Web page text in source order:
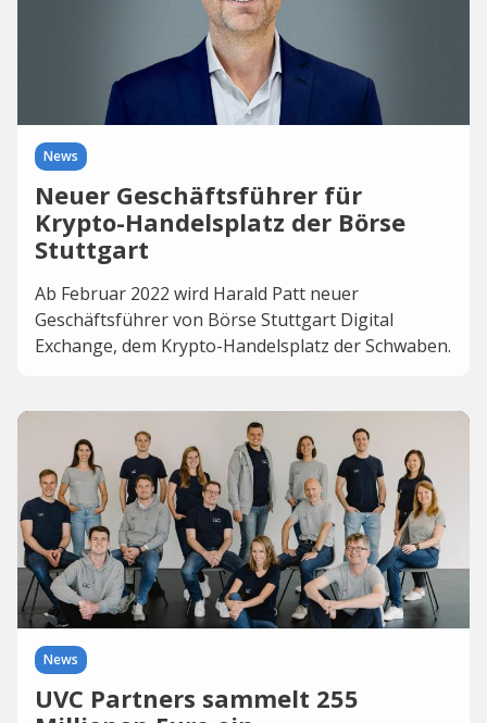
News
Neuer Geschäftsführer für
Krypto-Handelsplatz der Börse
Stuttgart
Ab Februar 2022 wird Harald Patt neuer
Geschäftsführer von Börse Stuttgart Digital
Exchange, dem Krypto-Handelsplatz der Schwaben.
News
UVC Partners sammelt 255